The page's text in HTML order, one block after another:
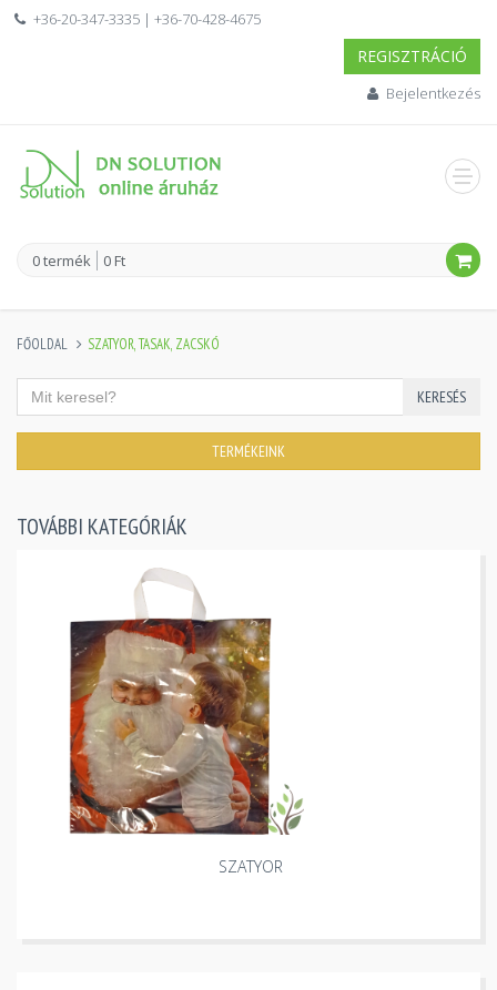
+36-20-347-3335 | +36-70-428-4675
REGISZTRÁCIÓ
Bejelentkezés
0 termék 0 Ft
FŐOLDAL SZATYOR, TASAK, ZACSKÓ
KERESÉS
TERMÉKEINK
TOVÁBBI KATEGÓRIÁK
SZATYOR